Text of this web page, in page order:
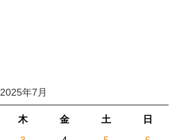
2025年7月
木 金 土
日